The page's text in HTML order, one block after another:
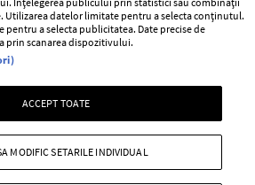
Decizia ONJN nr. 821/25.09.2025.
sunt interzise minorilor.
© 2026 Ringier Romania SRL
Utilizarea datelor limitate pentru a selecta conținutul.
pentru a selecta publicitatea. Date precise de
prin scanarea dispozitivului.
ACCEPT TOATE
MODIFIC SETARILE INDIVIDUAL